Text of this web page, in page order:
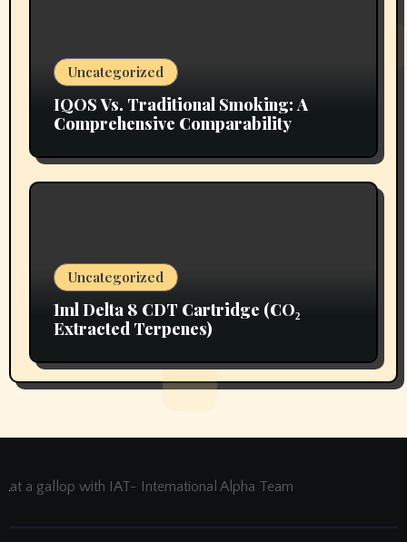
Uncategorized
IQOS Vs. Traditional Smoking: A
Comprehensive Comparability
Uncategorized
1ml Delta 8 CDT Cartridge (CO₂
Extracted Terpenes)
at a gallop with IAT- International Alpha Team